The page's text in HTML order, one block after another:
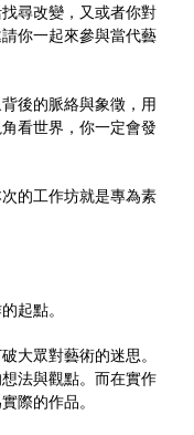
尋改變，又或者你對
你一起來參與當代藝
後的脈絡與象徵，用
看世界，你一定會發
的工作坊就是專為素
起點。
大眾對藝術的迷思。
法與觀點。而在實作
際的作品。